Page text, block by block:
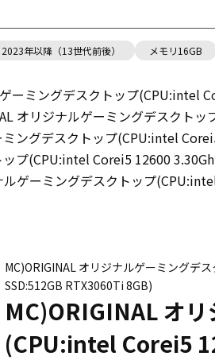
2023年以降（13世代前後） メモリ16GB
ーミングデスクトップ(CPU:intel
オリジナルゲーミングデスクト
ングデスクトップ(CPU:intel
プ(CPU:intel Corei5 12600
ルゲーミングデスクトップ
MC)ORIGINAL オリジナルゲーミングデ
SSD:512GB RTX3060Ti 8GB)
MC)ORIGINAL オ
(CPU:intel Corei5